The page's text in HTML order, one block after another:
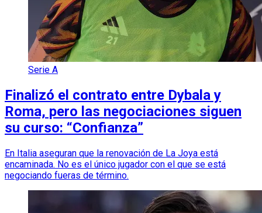
Serie A
Finalizó el contrato entre Dybala y
Roma, pero las negociaciones siguen
su curso: “Confianza”
En Italia aseguran que la renovación de La Joya está
encaminada. No es el único jugador con el que se está
negociando fueras de término.